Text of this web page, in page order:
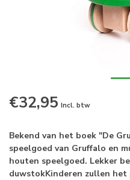
€32,95 Incl. btw
Bekend van het boek "De
speelgoed van Gruffalo en
houten speelgoed. Lekker
duwstokKinderen zullen